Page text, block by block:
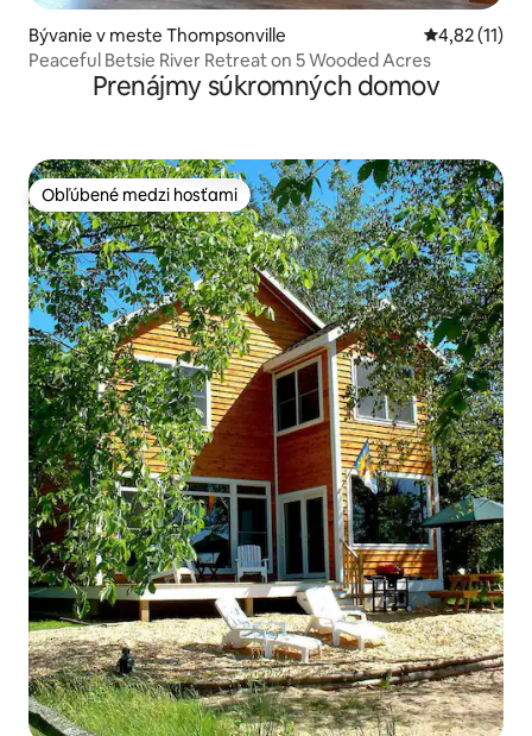
Bývanie v meste Thompsonville Priemerné
4,82 (11)
Peaceful Betsie River Retreat on 5 Wooded Acres
Prenájmy súkromných domov
Obľúbené medzi hosťami
Obľúbené medzi hosťami